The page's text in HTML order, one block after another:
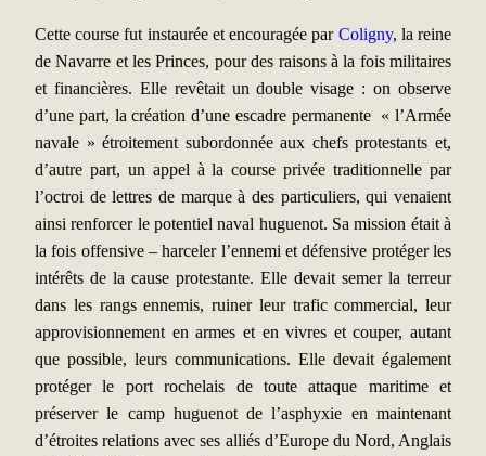
Cette course fut instaurée et encouragée par Coligny, la reine
de Navarre et les Princes, pour des raisons à la fois militaires
et financières. Elle revêtait un double visage : on observe
d’une part, la création d’une escadre permanente « l’Armée
navale » étroitement subordonnée aux chefs protestants et,
d’autre part, un appel à la course privée traditionnelle par
l’octroi de lettres de marque à des particuliers, qui venaient
ainsi renforcer le potentiel naval huguenot. Sa mission était à
la fois offensive – harceler l’ennemi et défensive protéger les
intérêts de la cause protestante. Elle devait semer la terreur
dans les rangs ennemis, ruiner leur trafic commercial, leur
approvisionnement en armes et en vivres et couper, autant
que possible, leurs communications. Elle devait également
protéger le port rochelais de toute attaque maritime et
préserver le camp huguenot de l’asphyxie en maintenant
d’étroites relations avec ses alliés d’Europe du Nord, Anglais